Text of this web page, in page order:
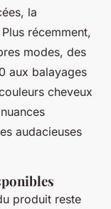
la
récemment,
modes, des
aux balayages
cheveux
audacieuses
produit reste